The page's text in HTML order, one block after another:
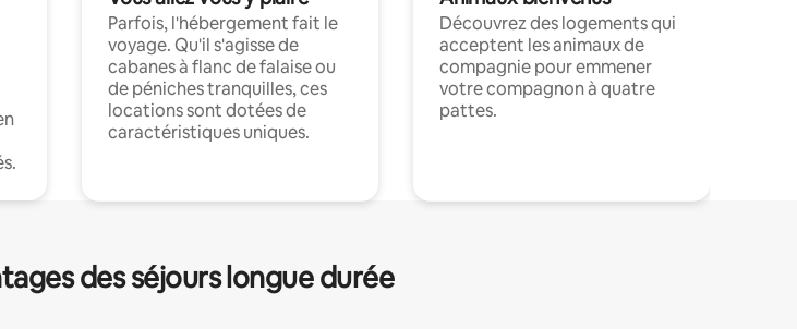
Parfois, l'hébergement fait le
voyage. Qu'il s'agisse de
cabanes à flanc de falaise ou
de péniches tranquilles, ces
locations sont dotées de
caractéristiques uniques.
Découvrez des logements qui
acceptent les animaux de
compagnie pour emmener
votre compagnon à quatre
pattes.
des séjours longue durée